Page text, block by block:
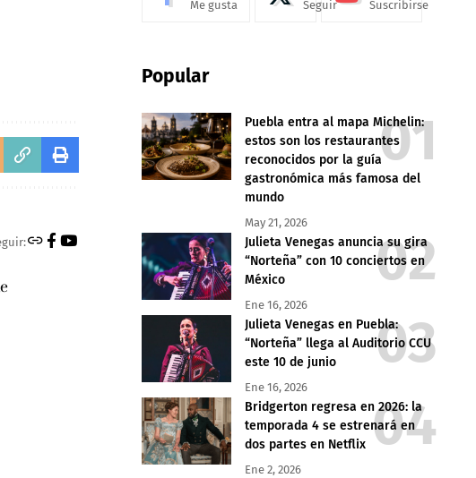
Me gusta Seguir Suscribirse
Popular
Puebla entra al mapa Michelin:
estos son los restaurantes
reconocidos por la guía
gastronómica más famosa del
mundo
May 21, 2026
Julieta Venegas anuncia su gira
“Norteña” con 10 conciertos en
México
Ene 16, 2026
Julieta Venegas en Puebla:
“Norteña” llega al Auditorio CCU
este 10 de junio
Ene 16, 2026
Bridgerton regresa en 2026: la
temporada 4 se estrenará en
dos partes en Netflix
Ene 2, 2026